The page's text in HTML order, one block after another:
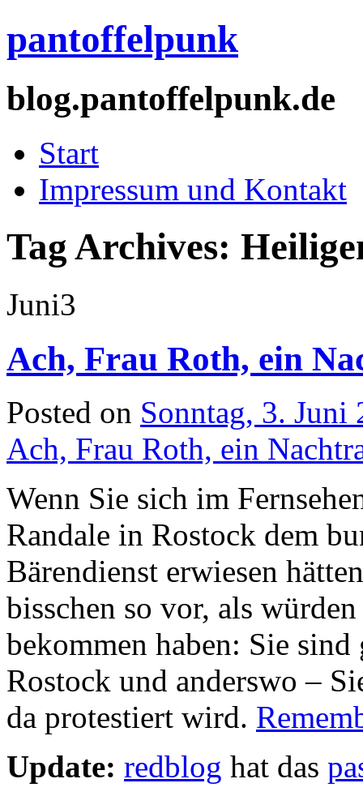
pantoffelpunk
blog.pantoffelpunk.de
Start
Impressum und Kontakt
Tag Archives:
Juni3
Ach, Frau Roth, ein
Posted on Sonntag, 3. Juni
Ach, Frau Roth, ein
Wenn Sie sich im
Randale in Rostock dem
Bärendienst erwiesen
bisschen so vor, als
bekommen haben: Sie
Rostock und anderswo –
da protestiert wird.
Update: redblog hat das